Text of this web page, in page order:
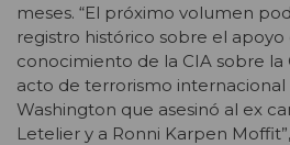
meses. “El próximo volumen
registro histórico sobre el apoyo
conocimiento de la CIA sobre la
acto de terrorismo
Washington que asesinó al ex
Letelier y a Ronni Karpen Moffit”,